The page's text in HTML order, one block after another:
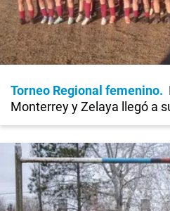
Torneo Regional femenino
Monterrey y Zelaya llegó a